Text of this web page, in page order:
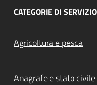
CATEGORIE DI SERVIZIO
Agricoltura e pesca
Anagrafe e stato civile